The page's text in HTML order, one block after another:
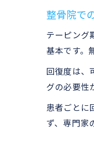
整骨院で
テーピング
基本です。
回復度は、
グの必要性
患者ごとに
ず、専門家